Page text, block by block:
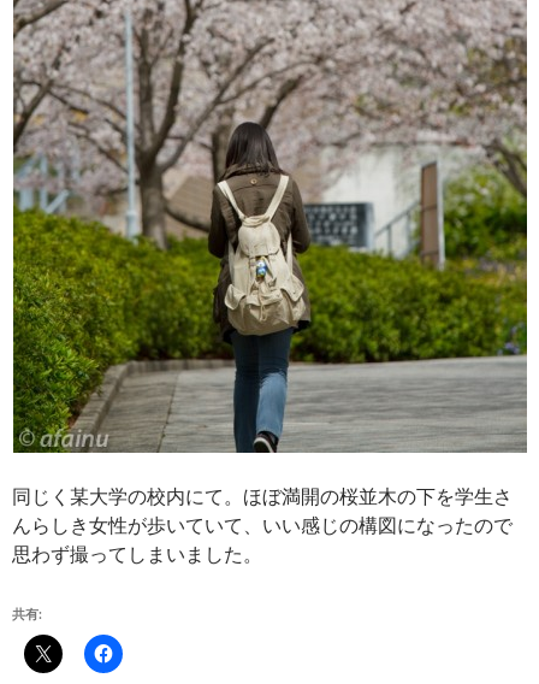
同じく某大学の校内にて。ほぼ満開の桜並木の下を学生さ
んらしき女性が歩いていて、いい感じの構図になったので
思わず撮ってしまいました。
共有: